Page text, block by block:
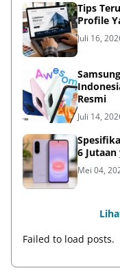
Tips
Profile
Juli 16,
Resmi
Juli 14,
6 Jutaan
Mei 04,
Failed to load posts.